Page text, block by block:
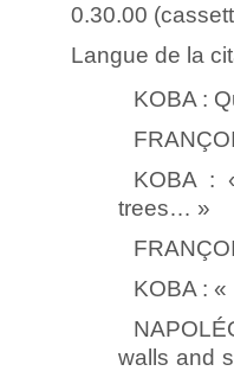
0.30.00
Langue de la
KOBA :
KOBA :
trees… »
KOBA :
walls and